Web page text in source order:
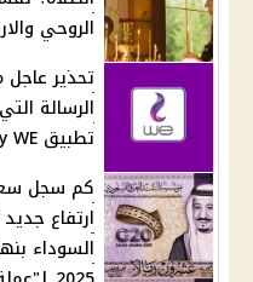
الروحي
تحذير
الرسالة
تطبيق My WE؟
كم سجل
ارتفاع